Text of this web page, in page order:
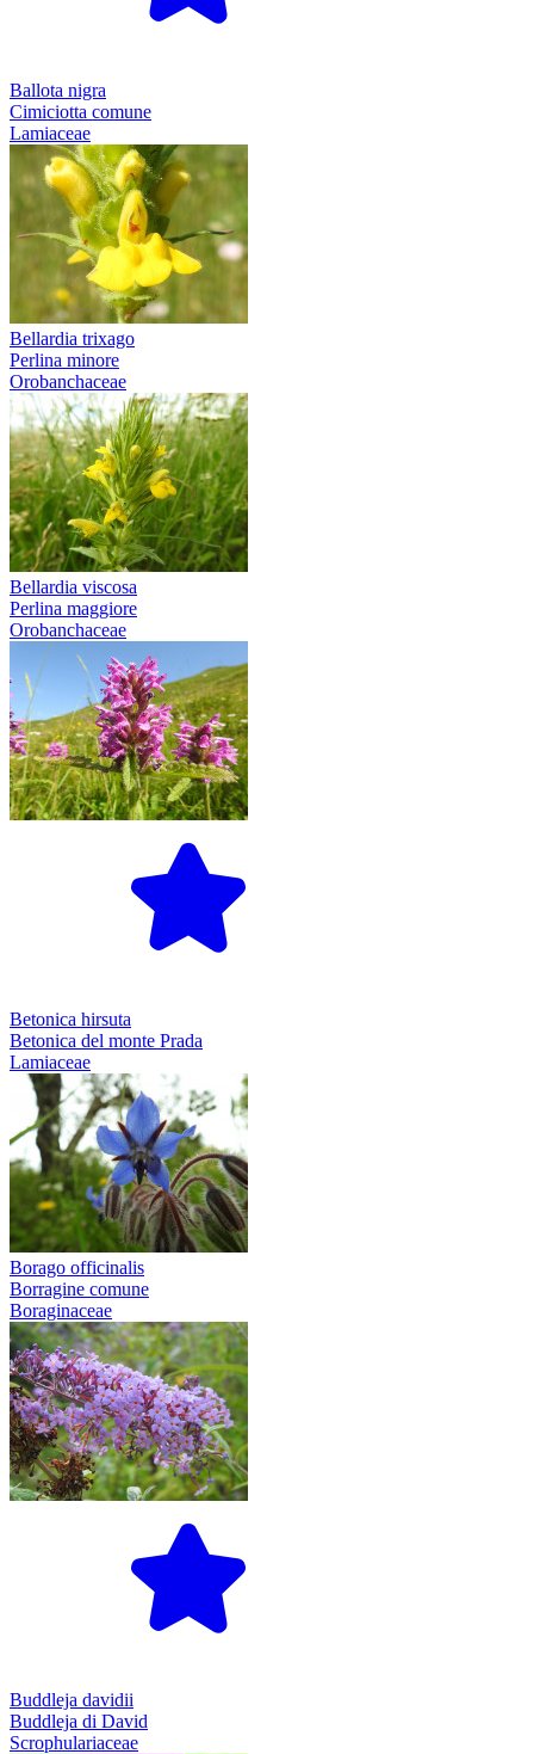
Ballota nigra
Cimiciotta comune
Lamiaceae
Bellardia trixago
Perlina minore
Orobanchaceae
Bellardia viscosa
Perlina maggiore
Orobanchaceae
Betonica hirsuta
Betonica del monte Prada
Lamiaceae
Borago officinalis
Borragine comune
Boraginaceae
Buddleja davidii
Buddleja di David
Scrophulariaceae